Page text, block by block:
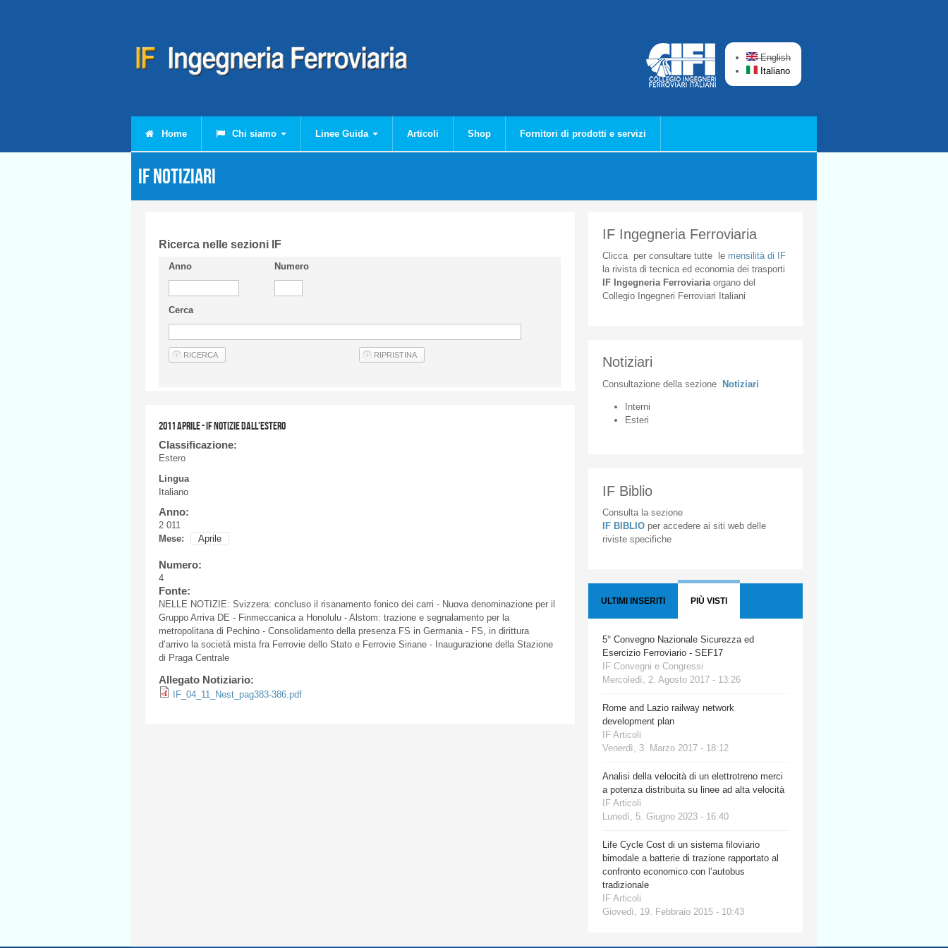
English
Italiano
Home Chi siamo Linee Guida Articoli Shop Fornitori di prodotti e servizi
IF Notiziari
Ricerca nelle sezioni IF
Anno Numero
Cerca
2011 APRILE - IF NOTIZIE DALL'ESTERO
Classificazione:
Estero
Lingua
Italiano
Anno:
2 011
Mese:
Aprile
Numero:
4
Fonte:
NELLE NOTIZIE: Svizzera: concluso il risanamento fonico dei carri - Nuova denominazione per il
Gruppo Arriva DE - Finmeccanica a Honolulu - Alstom: trazione e segnalamento per la
metropolitana di Pechino - Consolidamento della presenza FS in Germania - FS, in dirittura
d’arrivo la società mista fra Ferrovie dello Stato e Ferrovie Siriane - Inaugurazione della Stazione
di Praga Centrale
Allegato Notiziario:
IF_04_11_Nest_pag383-386.pdf
IF Ingegneria Ferroviaria
Cliccaper consultare tuttele mensilità di IF
la rivista di tecnica ed economia dei trasporti
IF Ingegneria Ferroviaria organodel
Collegio
Ingegneri Ferroviari Italiani
Notiziari
Consultazione della sezione Notiziari
Interni
Esteri
IF Biblio
Consulta la sezione
IF BIBLIO per accedere ai siti web delle
riviste specifiche
ULTIMI INSERITI PIÙ VISTI
5° Convegno Nazionale Sicurezza ed
Esercizio Ferroviario - SEF17
IF Convegni e Congressi
Mercoledì, 2. Agosto 2017 - 13:26
Rome and Lazio railway network
development plan
IF Articoli
Venerdì, 3. Marzo 2017 - 18:12
Analisi della velocità di un elettrotreno merci
a potenza distribuita su linee ad alta velocità
IF Articoli
Lunedì, 5. Giugno 2023 - 16:40
Life Cycle Cost di un sistema filoviario
bimodale a batterie di trazione rapportato al
confronto economico con l’autobus
tradizionale
IF Articoli
Giovedì, 19. Febbraio 2015 - 10:43